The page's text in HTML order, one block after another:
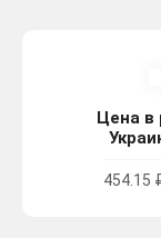
Цена в
454.15